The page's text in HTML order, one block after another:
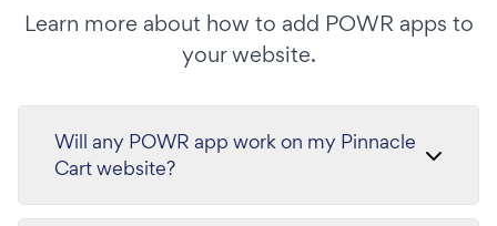
Learn more about how to add POWR apps to
your website.
Will any POWR app work on my Pinnacle
Cart website?